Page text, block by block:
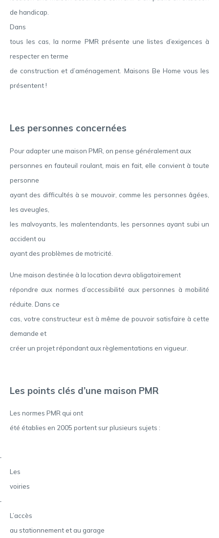
de handicap.
Dans
tous les cas, la norme PMR présente une listes d’exigences à
respecter en terme
de construction et d’aménagement. Maisons Be Home vous les
présentent !
Les personnes concernées
Pour adapter une maison PMR, on pense généralement aux
personnes en fauteuil roulant, mais en fait, elle convient à toute
personne
ayant des difficultés à se mouvoir, comme les personnes âgées,
les aveugles,
les malvoyants, les malentendants, les personnes ayant subi un
accident ou
ayant des problèmes de motricité.
Une maison destinée à la location devra obligatoirement
répondre aux normes d’accessibilité aux personnes à mobilité
réduite. Dans ce
cas, votre constructeur est à même de pouvoir satisfaire à cette
demande et
créer un projet répondant aux règlementations en vigueur.
Les points clés d’une maison PMR
Les normes PMR qui ont
été établies en 2005 portent sur plusieurs sujets :
Les
voiries
L’accès
au stationnement et au garage